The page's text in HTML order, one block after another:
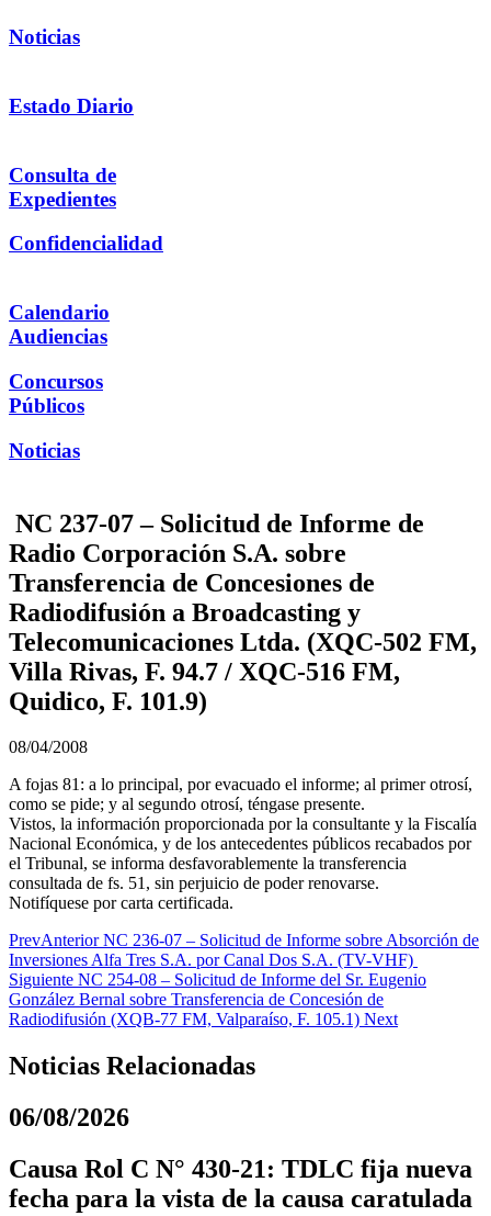
Noticias
Estado Diario
Consulta de
Expedientes
Confidencialidad
Calendario
Audiencias
Concursos
Públicos
Noticias
NC 237-07 – Solicitud de Informe de
Radio Corporación S.A. sobre
Transferencia de Concesiones de
Radiodifusión a Broadcasting y
Telecomunicaciones Ltda. (XQC-502 FM,
Villa Rivas, F. 94.7 / XQC-516 FM,
Quidico, F. 101.9)
08/04/2008
A fojas 81: a lo principal, por evacuado el informe; al primer otrosí,
como se pide; y al segundo otrosí, téngase presente.
Vistos, la información proporcionada por la consultante y la Fiscalía
Nacional Económica, y de los antecedentes públicos recabados por
el Tribunal, se informa desfavorablemente la transferencia
consultada de fs. 51, sin perjuicio de poder renovarse.
Notifíquese por carta certificada.
PrevAnteriorNC 236-07 – Solicitud de Informe sobre Absorción de
Inversiones Alfa Tres S.A. por Canal Dos S.A. (TV-VHF)
Siguiente NC 254-08 – Solicitud de Informe del Sr. Eugenio
González Bernal sobre Transferencia de Concesión de
Radiodifusión (XQB-77 FM, Valparaíso, F. 105.1) Next
Noticias Relacionadas
06/08/2026
Causa Rol C N° 430-21: TDLC fija nueva
fecha para la vista de la causa caratulada